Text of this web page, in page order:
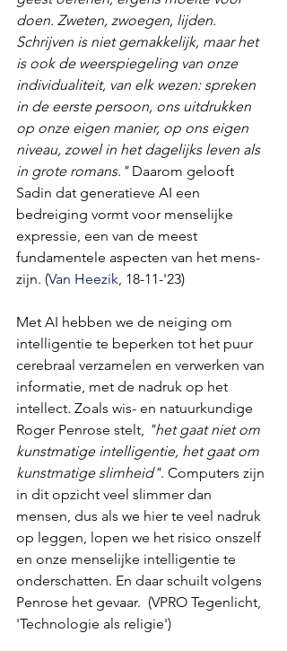
doen. Zweten, zwoegen, lijden.
Schrijven is niet gemakkelijk, maar het
is ook de weerspiegeling van onze
individualiteit, van elk wezen: spreken
in de eerste persoon, ons uitdrukken
op onze eigen manier, op ons eigen
niveau, zowel in het dagelijks leven als
in grote romans." Daarom gelooft
Sadin dat generatieve AI een
bedreiging vormt voor menselijke
expressie, een van de meest
fundamentele aspecten van het mens-
zijn. (Van Heezik , 18-11-'23)
Met AI hebben we de neiging om
intelligentie te beperken tot het puur
cerebraal verzamelen en verwerken van
informatie, met de nadruk op het
intellect. Zoals wis- en natuurkundige
Roger Penrose stelt,
"het gaat niet om
kunstmatige intelligentie, het gaat om
kunstmatige slimheid". Computers zijn
in dit opzicht veel slimmer dan
mensen, dus als we hier te veel nadruk
op leggen, lopen we het risico onszelf
en onze menselijke intelligentie te
onderschatten. En daar schuilt volgens
Penrose het gevaar.  (VPRO Tegenlicht,
'Technologie als religie')